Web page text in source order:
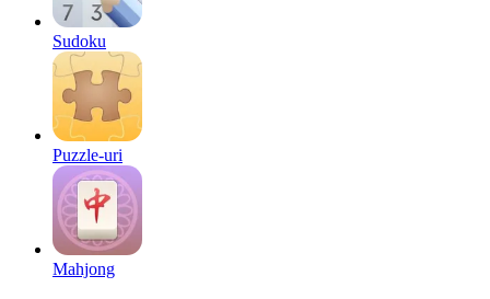
Sudoku
Puzzle-uri
Mahjong